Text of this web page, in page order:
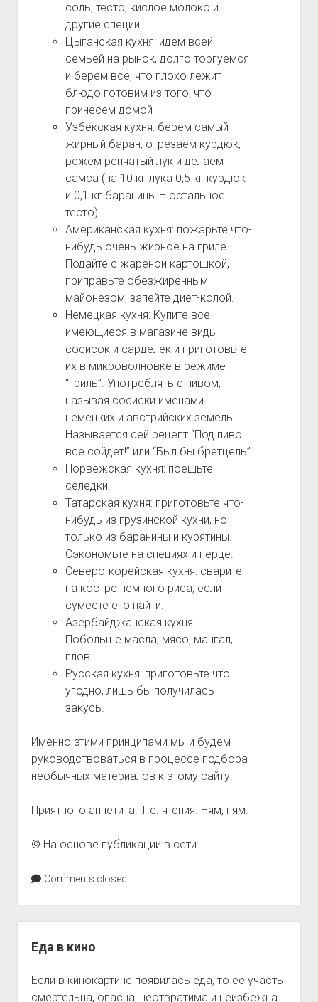
соль, тесто, кислое молоко и
другие специи
Цыганская кухня: идем всей
семьей на рынок, долго торгуемся
и берем все, что плохо лежит –
блюдо готовим из того, что
принесем домой
Узбекская кухня: берем самый
жирный баран, отрезаем курдюк,
режем репчатый лук и делаем
самса (на 10 кг лука 0,5 кг курдюк
и 0,1 кг баранины – остальное
тесто).
Американская кухня: пожарьте что-
нибудь очень жирное на гриле.
Подайте с жареной картошкой,
приправьте обезжиренным
майонезом, запейте диет-колой.
Немецкая кухня: Купите все
имеющиеся в магазине виды
сосисок и сарделек и приготовьте
их в микроволновке в режиме
“гриль”. Употреблять с пивом,
называя сосиски именами
немецких и австрийских земель.
Называется сей рецепт “Под пиво
все сойдет!” или “Был бы бретцель”
Норвежская кухня: поешьте
селедки.
Татарская кухня: приготовьте что-
нибудь из грузинской кухни, но
только из баранины и курятины.
Сэкономьте на специях и перце.
Северо-корейская кухня: сварите
на костре немного риса, если
сумеете его найти.
Азербайджанская кухня:
Побольше масла, мясо, мангал,
плов.
Русская кухня: приготовьте что
угодно, лишь бы получилась
закусь.
Именно этими принципами мы и будем
руководствоваться в процессе подбора
необычных материалов к этому сайту.
Приятного аппетита. Т.е. чтения. Ням, ням.
© На основе публикации в сети
Comments closed
Еда в кино
Если в кинокартине появилась еда, то её участь
смертельна, опасна, неотвратима и неизбежна.